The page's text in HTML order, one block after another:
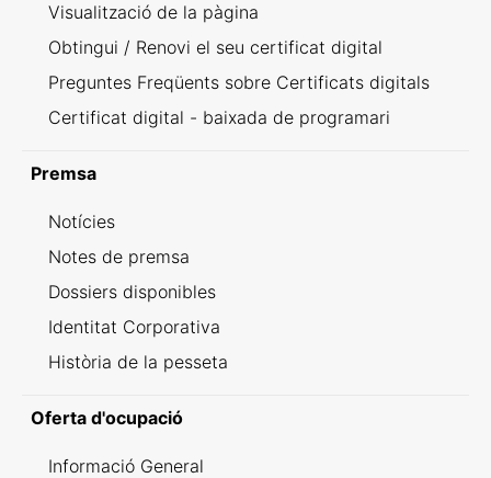
Visualització de la pàgina
Obtingui / Renovi el seu certificat digital
Preguntes Freqüents sobre Certificats digitals
Certificat digital - baixada de programari
Premsa
Notícies
Notes de premsa
Dossiers disponibles
Identitat Corporativa
Història de la pesseta
Oferta d'ocupació
Informació General